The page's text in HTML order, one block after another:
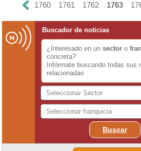
1760 1761 1762 1763
Buscador de noticias
¿Interesado en un sector o
concreta?
Infórmate buscando todas sus
relacionadas
Buscar